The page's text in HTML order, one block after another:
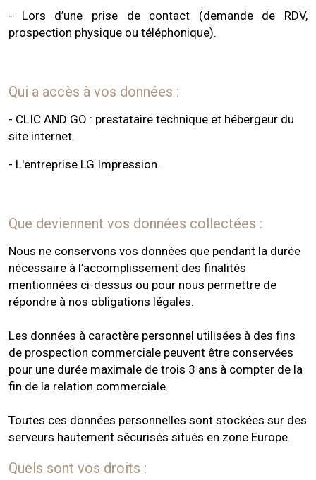
- Lors d’une prise de contact (demande de RDV,
prospection physique ou téléphonique).
Qui a accès à vos données :
- CLIC AND GO : prestataire technique et hébergeur du
site internet.
- L'entreprise LG Impression.
Que deviennent vos données collectées :
Nous ne conservons vos données que pendant la durée
nécessaire à l’accomplissement des finalités
mentionnées ci-dessus ou pour nous permettre de
répondre à nos obligations légales.
Les données à caractère personnel utilisées à des fins
de prospection commerciale peuvent être conservées
pour une durée maximale de trois 3 ans à compter de la
fin de la relation commerciale.
Toutes ces données personnelles sont stockées sur des
serveurs hautement sécurisés situés en zone Europe.
Quels sont vos droits :